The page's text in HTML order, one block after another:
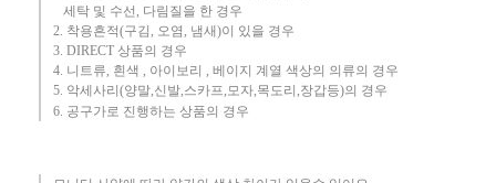
세탁 및 수선, 다림질을 한 경우
2. 착용흔적(구김, 오염, 냄새)이 있을 경우
3. DIRECT 상품의 경우
4. 니트류, 흰색 , 아이보리 , 베이지 계열 색상의 의류의 경우
​5. 악세사리(양말,신발,스카프,모자,목도리,장갑등)의 경우
6. 공구가로 진행하는 상품의 경우​